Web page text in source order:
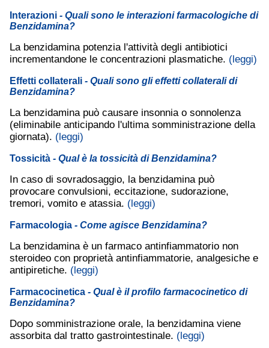
Interazioni - Quali sono le interazioni farmacologiche di
Benzidamina?
La benzidamina potenzia l'attività degli antibiotici
incrementandone le concentrazioni plasmatiche. (leggi)
Effetti collaterali - Quali sono gli effetti collaterali di
Benzidamina?
La benzidamina può causare insonnia o sonnolenza
(eliminabile anticipando l'ultima somministrazione della
giornata). (leggi)
Tossicità - Qual è la tossicità di Benzidamina?
In caso di sovradosaggio, la benzidamina può
provocare convulsioni, eccitazione, sudorazione,
tremori, vomito e atassia. (leggi)
Farmacologia - Come agisce Benzidamina?
La benzidamina è un farmaco antinfiammatorio non
steroideo con proprietà antinfiammatorie, analgesiche e
antipiretiche. (leggi)
Farmacocinetica - Qual è il profilo farmacocinetico di
Benzidamina?
Dopo somministrazione orale, la benzidamina viene
assorbita dal tratto gastrointestinale. (leggi)